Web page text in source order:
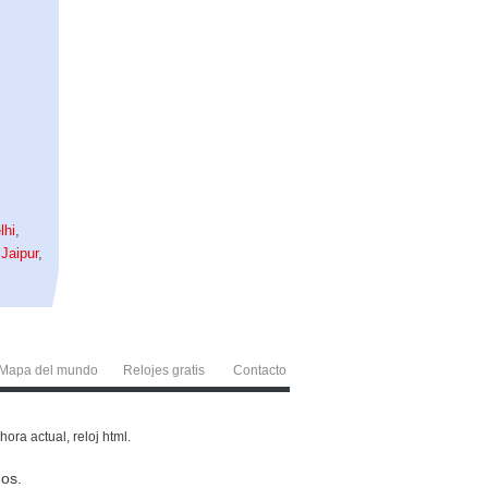
,
Jaipur,
del mundo Relojes gratis Contacto
actual, reloj html.